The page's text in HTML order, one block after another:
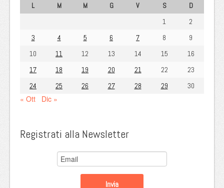
L
M M G V S
D
1
2
3
4 5 6 7 8
9
10
11 12 13 14 15
16
17
18 19 20 21 22
23
24
25 26 27 28 29 30
« Ott Dic »
Registrati alla Newsletter